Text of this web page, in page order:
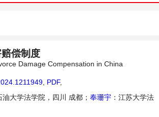
偿制度
Damage Compensation in China
PDF,
油大学法学院，四川 成都； 奉珊宇 ：江苏大学法